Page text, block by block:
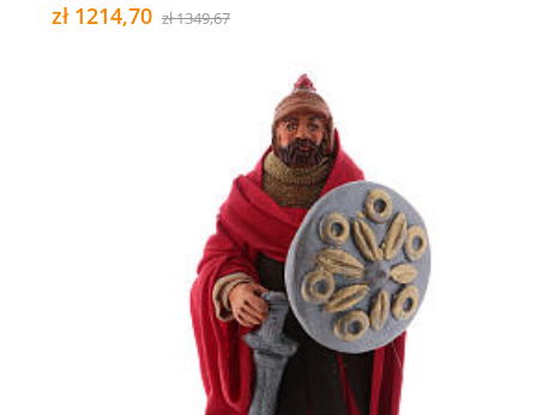
zł 1214,70 zł 1349,67